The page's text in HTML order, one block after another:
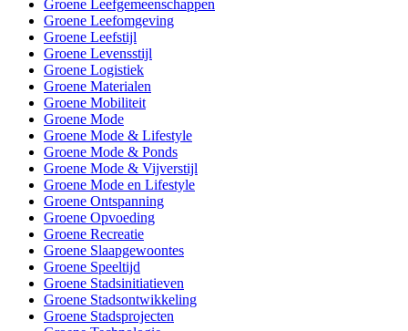
Groene Leefgemeenschappen
Groene Leefomgeving
Groene Leefstijl
Groene Levensstijl
Groene Logistiek
Groene Materialen
Groene Mobiliteit
Groene Mode
Groene Mode & Lifestyle
Groene Mode & Ponds
Groene Mode & Vijverstijl
Groene Mode en Lifestyle
Groene Ontspanning
Groene Opvoeding
Groene Recreatie
Groene Slaapgewoontes
Groene Speeltijd
Groene Stadsinitiatieven
Groene Stadsontwikkeling
Groene Stadsprojecten